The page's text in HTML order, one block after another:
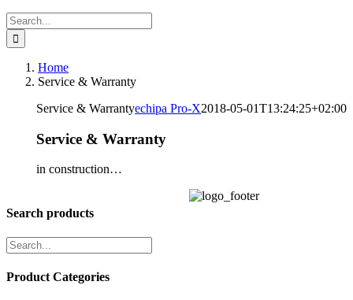
Search
for:
Home
Service & Warranty
Service & Warrantyechipa Pro-X2018-05-01T13:24:25+02:00
Service & Warranty
in construction…
Search products
Product Categories